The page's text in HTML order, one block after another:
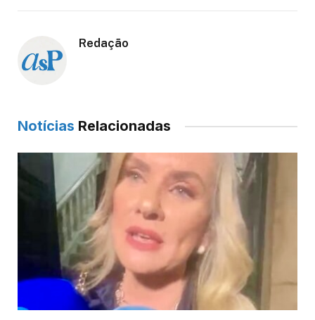
Redação
Notícias Relacionadas